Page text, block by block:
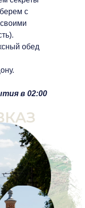
с
обед
в 02:00